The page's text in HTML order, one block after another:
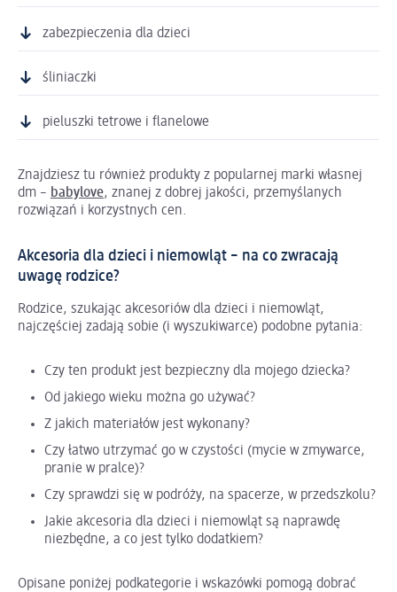
zabezpieczenia dla dzieci
śliniaczki
pieluszki tetrowe i flanelowe
Znajdziesz tu również produkty z popularnej marki własnej
dm – babylove, znanej z dobrej jakości, przemyślanych
rozwiązań i korzystnych cen.
Akcesoria dla dzieci i niemowląt – na co zwracają
uwagę rodzice?
Rodzice, szukając akcesoriów dla dzieci i niemowląt,
najczęściej zadają sobie (i wyszukiwarce) podobne pytania:
Czy ten produkt jest bezpieczny dla mojego dziecka?
Od jakiego wieku można go używać?
Z jakich materiałów jest wykonany?
Czy łatwo utrzymać go w czystości (mycie w zmywarce,
pranie w pralce)?
Czy sprawdzi się w podróży, na spacerze, w przedszkolu?
Jakie akcesoria dla dzieci i niemowląt są naprawdę
niezbędne, a co jest tylko dodatkiem?
Opisane poniżej podkategorie i wskazówki pomogą dobrać